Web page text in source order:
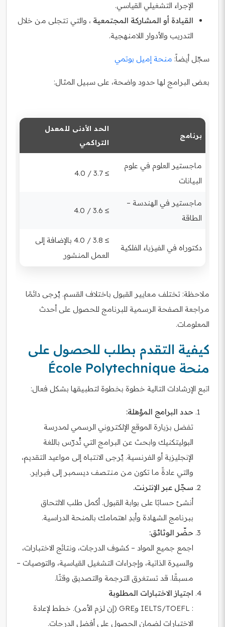
الإجراء التشغيلي القياسي.
القيادة أو المشاركة المجتمعية ، والتي تتجلى من خلال
التدريب والأدوار اللامنهجية.
سجّل أيضاً: منحة إميل بوتمي
بعض البرامج لها حدود واضحة، على سبيل المثال:
برنامج
الحد الأدنى للمعدل
التراكمي
ماجستير العلوم في علوم
البيانات
≥ 3.7 / 4.0
ماجستير في الهندسة –
الطاقة
≥ 3.6 / 4.0
دكتوراه في الفيزياء الفلكية
≥ 3.8 / 4.0 بالإضافة إلى
العمل المنشور
ملاحظة: تختلف معايير القبول باختلاف القسم. يُرجى دائمًا
مراجعة الصفحة الرسمية للبرنامج للحصول على أحدث
المعلومات.
كيفية التقدم بطلب للحصول على
منحة École Polytechnique
اتبع الإرشادات التالية خطوة بخطوة لتطبيقها بشكل فعال:
حدد البرامج المؤهلة:
تفضل بزيارة الموقع الإلكتروني الرسمي لمدرسة
البوليتكنيك وابحث عن البرامج التي تُدرّس باللغة
الإنجليزية أو الفرنسية. يُرجى الانتباه إلى مواعيد التقديم،
والتي عادةً ما تكون من منتصف ديسمبر إلى فبراير.
سجّل عبر الإنترنت.
أنشئ حسابًا على بوابة القبول. أكمل طلب الالتحاق
ببرنامج الشهادة وأبدِ اهتمامك بالمنحة الدراسية.
حضّر الوثائق:
اجمع جميع المواد – كشوف الدرجات، ونتائج الاختبارات،
والسيرة الذاتية، وإجراءات التشغيل القياسية، والتوصيات –
مسبقًا. قد تستغرق الترجمة والتصديق وقتًا.
اجتياز الاختبارات المطلوبة
: IELTS/TOEFL وGRE (إن لزم الأمر). خطط لإعادة
الاختبارات لضمان الحصول على أفضل الدرجات.